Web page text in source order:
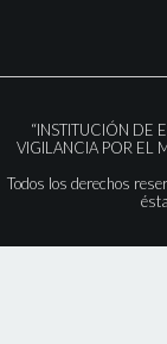
“INSTITUCIÓN DE
VIGILANCIA POR EL
Todos los derechos